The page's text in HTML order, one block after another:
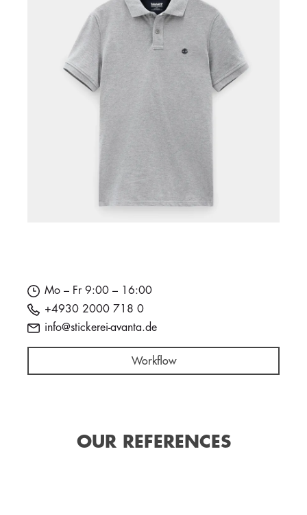
Mo – Fr 9:00 – 16:00
+4930 2000 718 0
info@stickerei-avanta.de
Workflow
OUR REFERENCES